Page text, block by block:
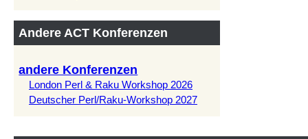
Andere ACT Konferenzen
andere Konferenzen
London Perl & Raku Workshop 2026
Deutscher Perl/Raku-Workshop 2027